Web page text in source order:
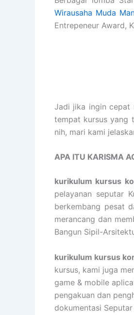
Wirausaha Muda
Entrepeneur Award,
Jadi jika ingin cepat
tempat kursus yang
nih, mari kami
APA ITU KARISMA
kurikulum kursus
pelayanan seputar
berkembang pesat
merancang dan
Bangun Sipil-
kurikulum kursus
kursus, kami juga
game & mobile
pengakuan dan
dokumentasi